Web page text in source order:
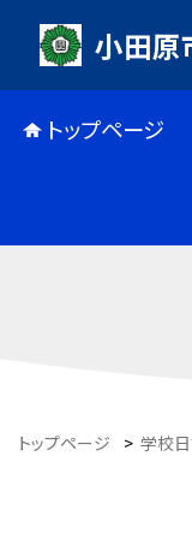
小田原
トップページ
トップページ > 学校